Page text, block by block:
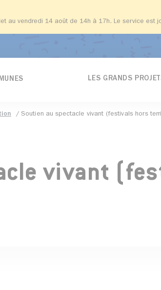
au vendredi 14 août de 14h à 17h. Le service est
LES GRANDS
Soutien au spectacle vivant (festivals hors
vivant